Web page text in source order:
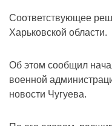
Соответствующее
Харьковской области.
Об этом сообщил
военной
новости Чугуева.